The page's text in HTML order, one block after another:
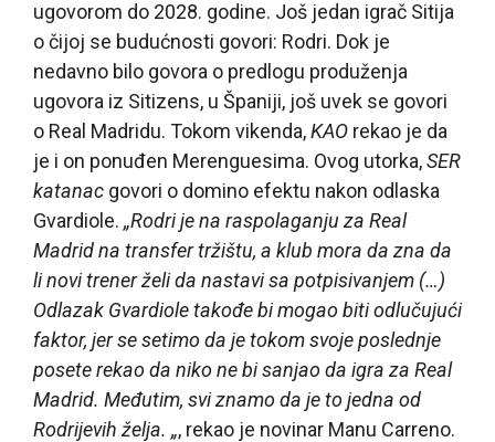
ugovorom do 2028. godine. Još jedan igrač Sitija
o čijoj se budućnosti govori: Rodri. Dok je
nedavno bilo govora o predlogu produženja
ugovora iz Sitizens, u Španiji, još uvek se govori
o Real Madridu. Tokom vikenda,KAO rekao je da
je i on ponuđen Merenguesima. Ovog utorka,SER
katanac govori o domino efektu nakon odlaska
Gvardiole. „Rodri je na raspolaganju za Real
Madrid na transfer tržištu, a klub mora da zna da
li novi trener želi da nastavi sa potpisivanjem (…)
Odlazak Gvardiole takođe bi mogao biti odlučujući
faktor, jer se setimo da je tokom svoje poslednje
posete rekao da niko ne bi sanjao da igra za Real
Madrid. Međutim, svi znamo da je to jedna od
Rodrijevih želja. „, rekao je novinar Manu Carreno.